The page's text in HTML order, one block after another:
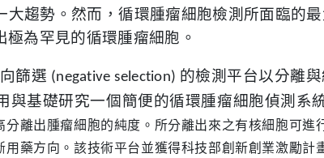
大趨勢。然而，循環腫瘤細胞檢測所面臨的
為罕見的循環腫瘤細胞。
篩選 (negative selection) 的檢測平台以分離
與基礎研究一個簡便的循環腫瘤細胞偵測系
離出腫瘤細胞的純度。所分離出來之有核細胞可進
藥方向。該技術平台並獲得科技部創新創業激勵計